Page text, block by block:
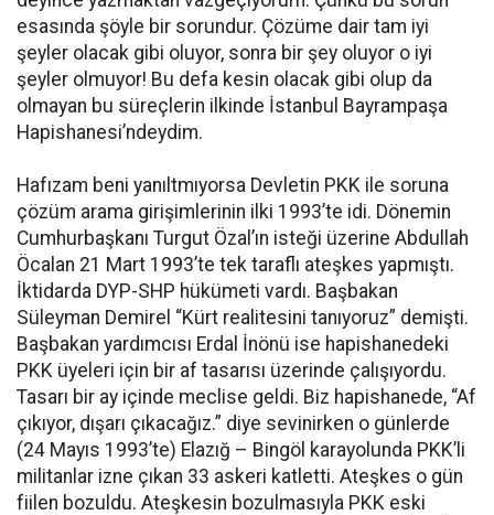
esasında şöyle bir sorundur. Çözüme dair tam iyi
şeyler olacak gibi oluyor, sonra bir şey oluyor o iyi
şeyler olmuyor! Bu defa kesin olacak gibi olup da
olmayan bu süreçlerin ilkinde İstanbul Bayrampaşa
Hapishanesi’ndeydim.
Hafızam beni yanıltmıyorsa Devletin PKK ile soruna
çözüm arama girişimlerinin ilki 1993’te idi. Dönemin
Cumhurbaşkanı Turgut Özal’ın isteği üzerine Abdullah
Öcalan 21 Mart 1993’te tek taraflı ateşkes yapmıştı.
İktidarda DYP-SHP hükümeti vardı. Başbakan
Süleyman Demirel “Kürt realitesini tanıyoruz” demişti.
Başbakan yardımcısı Erdal İnönü ise hapishanedeki
PKK üyeleri için bir af tasarısı üzerinde çalışıyordu.
Tasarı bir ay içinde meclise geldi. Biz hapishanede, “Af
çıkıyor, dışarı çıkacağız.” diye sevinirken o günlerde
(24 Mayıs 1993’te) Elazığ – Bingöl karayolunda PKK’li
militanlar izne çıkan 33 askeri katletti. Ateşkes o gün
fiilen bozuldu. Ateşkesin bozulmasıyla PKK eski